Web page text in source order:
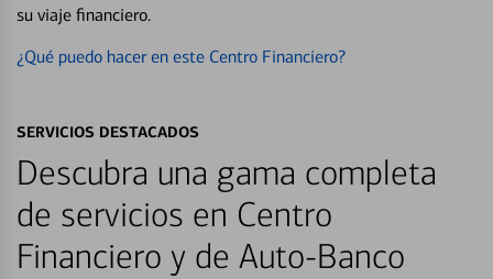
su viaje financiero.
¿Qué puedo hacer en este Centro Financiero?
SERVICIOS DESTACADOS
Descubra una gama completa
de servicios en Centro
Financiero y de Auto-Banco